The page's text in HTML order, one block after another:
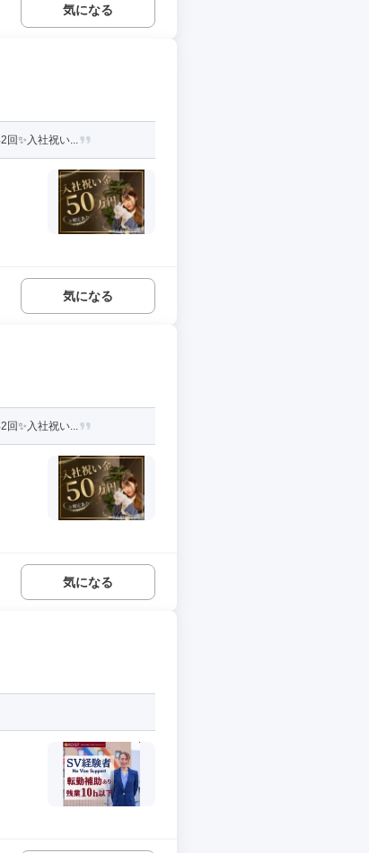
気になる
回✨入社祝い...
気になる
回✨入社祝い...
気になる